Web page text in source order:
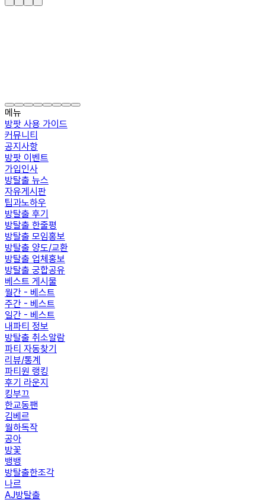
메뉴
방팟 사용 가이드
커뮤니티
공지사항
방팟 이벤트
가입인사
방탈출 뉴스
자유게시판
팁과노하우
방탈출 후기
방탈출 한줄평
방탈출 모임홍보
방탈출 양도/교환
방탈출 업체홍보
방탈출 궁합공유
베스트 게시물
월간 - 베스트
주간 - 베스트
일간 - 베스트
내파티 정보
방탈출 취소알람
파티 자동찾기
리뷰/통계
파티원 랭킹
후기 라운지
킹부끄
한교동팬
김베르
월하독작
공아
방꽃
뱅뱅
방탈출한조각
나르
AJ방탈출